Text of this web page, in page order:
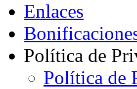
Enlaces
Política de
Política de